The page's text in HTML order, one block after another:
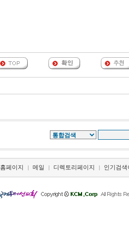
홈페이지 | 메일 | 디렉토리페이지 | 인기검색